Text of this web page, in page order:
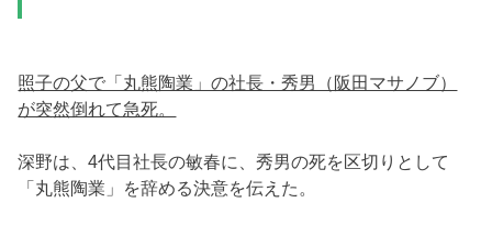
照子の父で「丸熊陶業」の社長・秀男（阪田マサノブ）
が突然倒れて急死。
深野は、4代目社長の敏春に、秀男の死を区切りとして
「丸熊陶業」を辞める決意を伝えた。